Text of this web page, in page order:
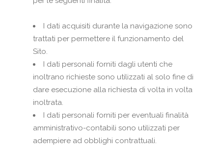
I dati acquisiti durante la navigazione sono
trattati per permettere il funzionamento del
Sito.
I dati personali forniti dagli utenti che
inoltrano richieste sono utilizzati al solo fine di
dare esecuzione alla richiesta di volta in volta
inoltrata.
I dati personali forniti per eventuali finalità
amministrativo-contabili sono utilizzati per
adempiere ad obblighi contrattuali.